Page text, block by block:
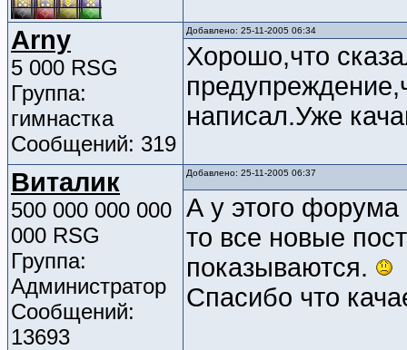
Arny
5 000 RSG
Группа:
гимнастка
Сообщений: 319
Добавлено: 25-11-2005 06:34
Хорошо,что
написал.Уже
Виталик
500 000 000 000
000 RSG
Группа:
Администратор
Сообщений:
13693
Добавлено: 25-11-2005 06:37
А у этого
то все новые
показываются.
Спасибо что